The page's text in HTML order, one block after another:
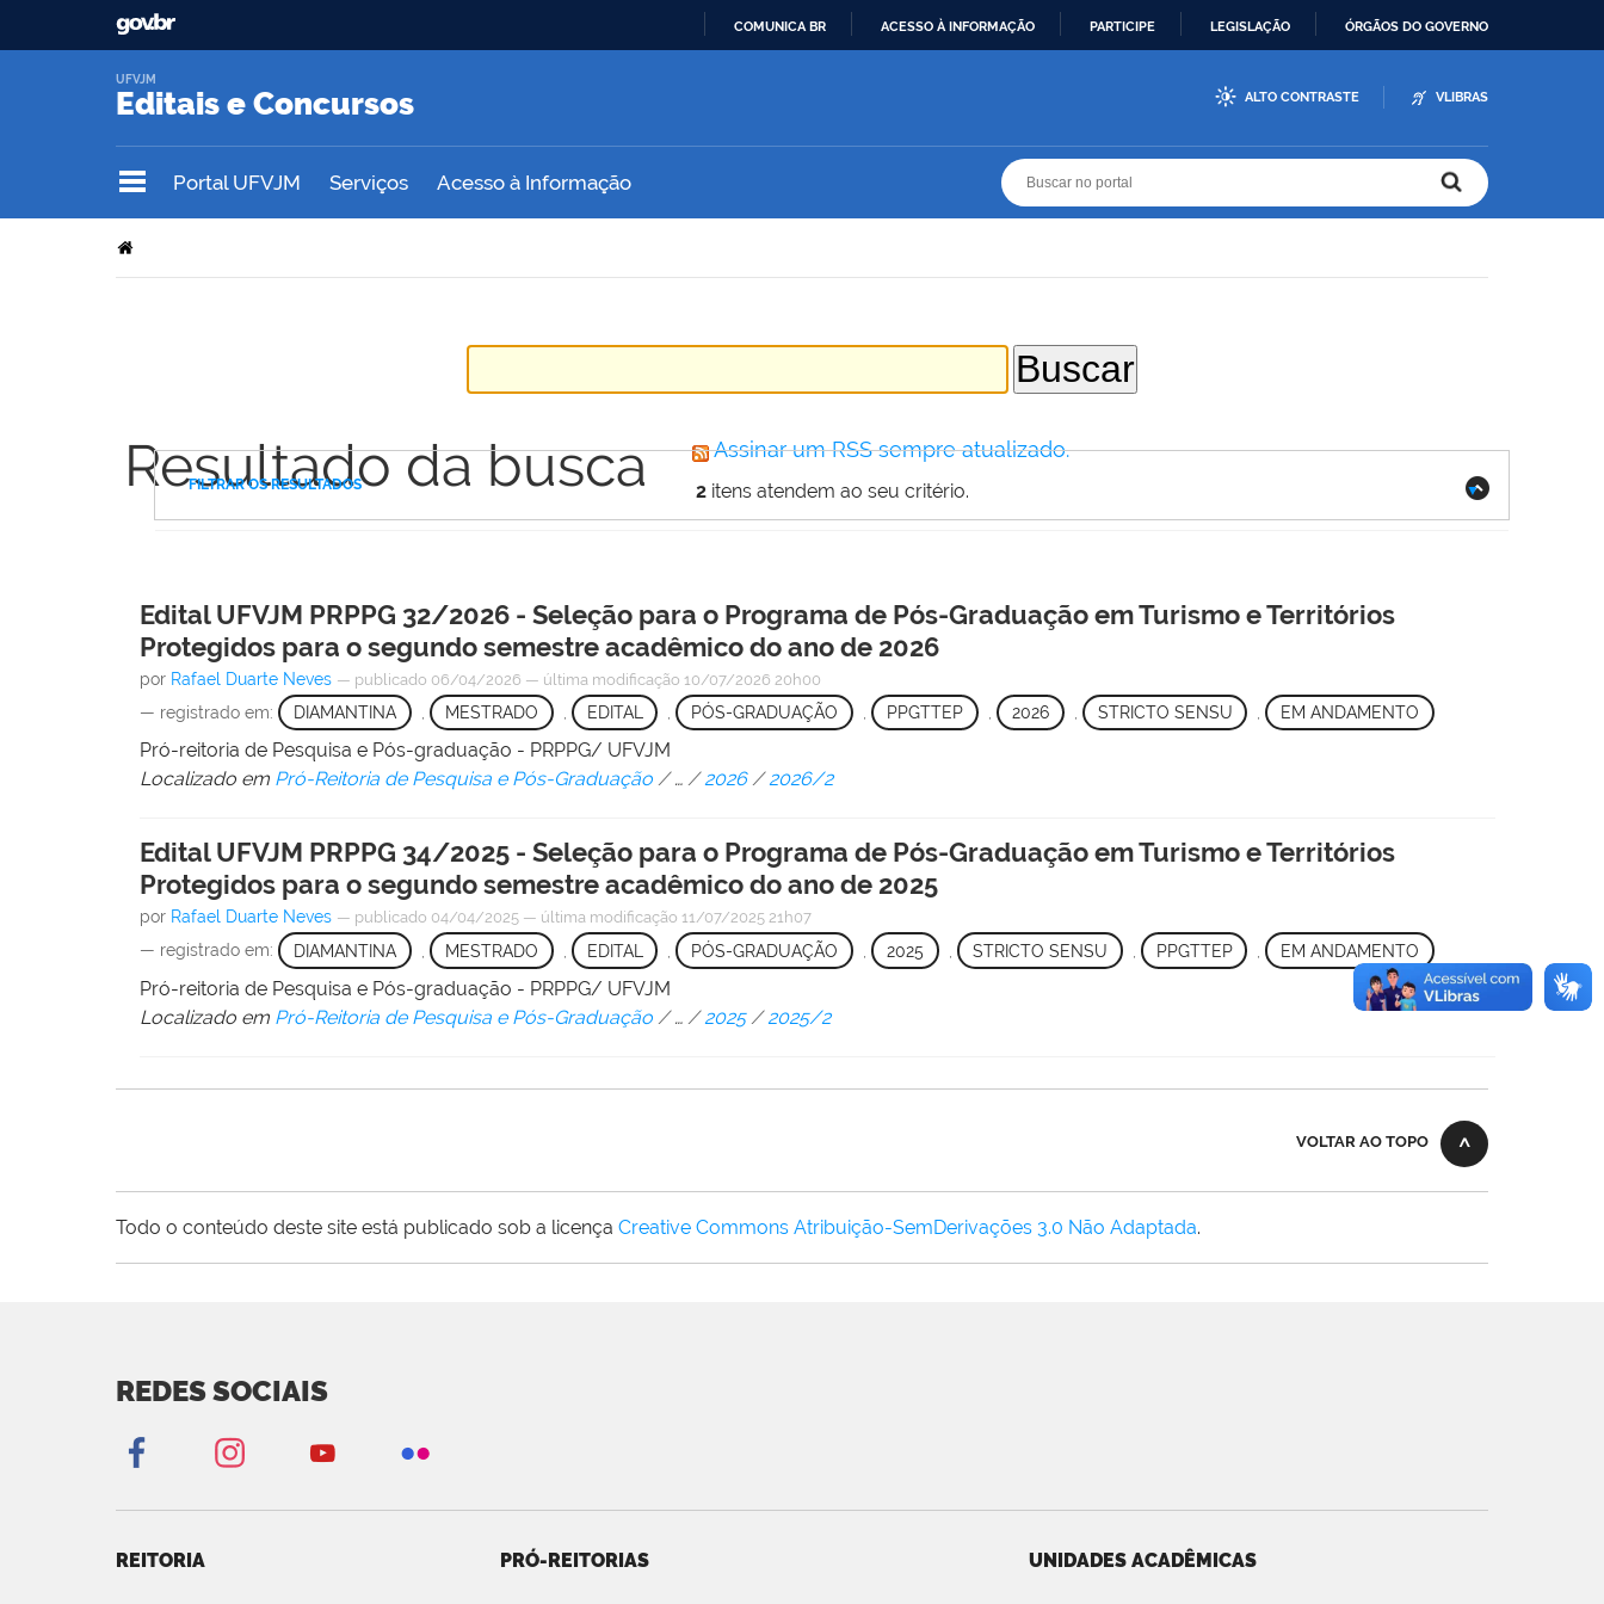
COMUNICA BR ACESSO À INFORMAÇÃO PARTICIPE LEGISLAÇÃO ÓRGÃOS DO GOVERNO
Editais e Concursos
UFVJM
ALTO CONTRASTE VLIBRAS
Portal UFVJM Serviços Acesso à Informação
Resultado da busca Assinar um RSS sempre atualizado.
2itens atendem ao seu critério.
FILTRAR OS RESULTADOS
Edital UFVJM PRPPG 32/2026 - Seleção para o Programa de Pós-Graduação em Turismo e Territórios
Protegidos para o segundo semestre acadêmico do ano de 2026
por Rafael Duarte Neves — publicado 06/04/2026 — última modificação 10/07/2026 20h00
— registrado em: DIAMANTINA MESTRADO EDITAL , PÓS-GRADUAÇÃO , PPGTTEP 2026 STRICTO SENSU , EM ANDAMENTO
Pró-reitoria de Pesquisa e Pós-graduação - PRPPG/ UFVJM
Localizado em Pró-Reitoria de Pesquisa e Pós-Graduação /…/2026 /2026/2
Edital UFVJM PRPPG 34/2025 - Seleção para o Programa de Pós-Graduação em Turismo e Territórios
Protegidos para o segundo semestre acadêmico do ano de 2025
por Rafael Duarte Neves — publicado 04/04/2025 — última modificação 11/07/2025 21h07
— registrado em: DIAMANTINA MESTRADO EDITAL , PÓS-GRADUAÇÃO , 2025 STRICTO SENSU PPGTTEP , EM ANDAMENTO
Pró-reitoria de Pesquisa e Pós-graduação - PRPPG/ UFVJM
Localizado em Pró-Reitoria de Pesquisa e Pós-Graduação /…/2025 /2025/2
VOLTAR AO TOPO
Todo o conteúdo deste site está publicado sob a licença Creative Commons Atribuição-SemDerivações 3.0 Não Adaptada.
REDES SOCIAIS
REITORIA PRÓ-REITORIAS UNIDADES ACADÊMICAS